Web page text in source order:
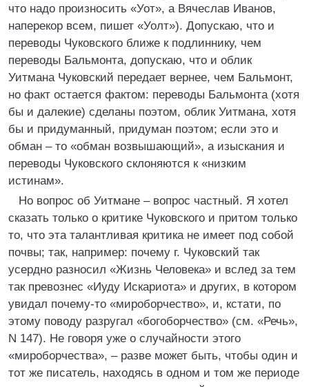
что надо произносить «Уот», а Вячеслав Иванов,
наперекор всем, пишет «Уолт»). Допускаю, что и
переводы Чуковского ближе к подлиннику, чем
переводы Бальмонта, допускаю, что и облик
Уитмана Чуковский передает вернее, чем Бальмонт,
но факт остается фактом: переводы Бальмонта (хотя
бы и далекие) сделаны поэтом, облик Уитмана, хотя
бы и придуманный, придуман поэтом; если это и
обман – то «обман возвышающий», а изыскания и
переводы Чуковского склоняются к «низким
истинам».
Но вопрос об Уитмане – вопрос частный. Я хотел
сказать только о критике Чуковского и притом только
то, что эта талантливая критика не имеет под собой
почвы; так, например: почему г. Чуковский так
усердно разносил «Жизнь Человека» и вслед за тем
так превознес «Иуду Искариота» и других, в котором
увидал почему-то «мироборчество», и, кстати, по
этому поводу разругал «богоборчество» (см. «Речь»,
N 147). Не говоря уже о случайности этого
«мироборчества», – разве может быть, чтобы один и
тот же писатель, находясь в одном и том же периоде